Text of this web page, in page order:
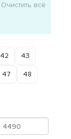
Очистить всё
42 43
47 48